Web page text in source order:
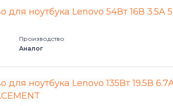
для ноутбука Lenovo 54Вт 16В 3.5A
Производство
Аналог
для ноутбука Lenovo 135Вт 19.5В